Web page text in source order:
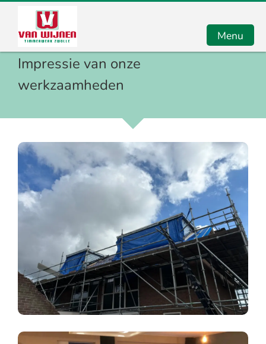
Home
Verbouw
Impressie
Contact
Menu
Impressie van onze
werkzaamheden